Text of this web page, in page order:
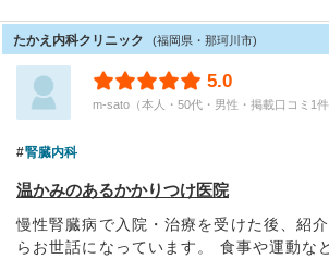
たかえ内科クリニック (福岡県・那珂川市)
5.0
m-sato（本人・50代・男性・掲載口コミ1件
腎臓内科
温かみのあるかかりつけ医院
慢性腎臓病で入院・治療を受けた後、紹
らお世話になっています。 食事や運動な